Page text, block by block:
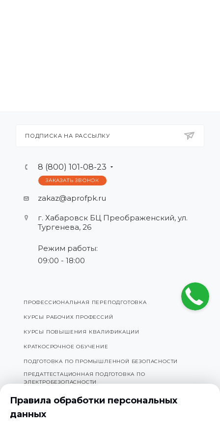
ПОДПИСКА НА РАССЫЛКУ
8 (800) 101-08-23
ЗАКАЗАТЬ ЗВОНОК
zakaz@aprofpk.ru
г. Хабаровск БЦ Преображенский, ул.
Тургенева, 26
Режим работы:
09:00 - 18:00
ПРОФЕССИОНАЛЬНАЯ ПЕРЕПОДГОТОВКА
КУРСЫ РАБОЧИХ ПРОФЕССИЙ
КУРСЫ ПОВЫШЕНИЯ КВАЛИФИКАЦИИ
КРАТКОСРОЧНОЕ ОБУЧЕНИЕ
ПОДГОТОВКА ПО ПРОМЫШЛЕННОЙ БЕЗОПАСНОСТИ
ПРЕДАТТЕСТАЦИОННАЯ ПОДГОТОВКА ПО
ЭЛЕКТРОБЕЗОПАСНОСТИ
Правила обработки персональных
данных